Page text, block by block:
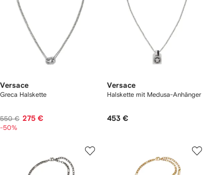
Versace
Greca Halskette
550 € 275 €
-50%
Versace
Halskette mit Medusa-Anhänger
453 €